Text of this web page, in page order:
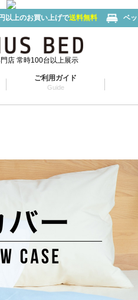
以上のお買い上げで送料無料 ベ
店 常時100台以上展示
ご利用ガイド
Guide